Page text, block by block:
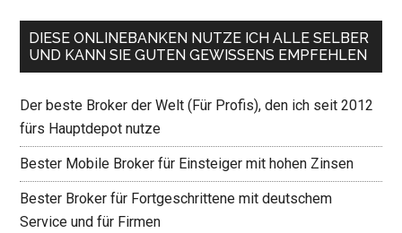
DIESE ONLINEBANKEN NUTZE ICH ALLE SELBER
UND KANN SIE GUTEN GEWISSENS EMPFEHLEN
Der beste Broker der Welt (Für Profis), den ich seit 2012
fürs Hauptdepot nutze
Bester Mobile Broker für Einsteiger mit hohen Zinsen
Bester Broker für Fortgeschrittene mit deutschem
Service und für Firmen